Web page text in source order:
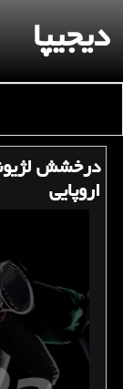
دیجیپا
درخشش
اروپایی